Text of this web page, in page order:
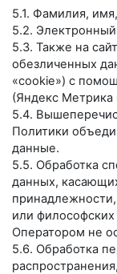
5.1. Фамилия,
5.2.
5.3. Также на
обезличенных
«cookie») с
(Яндекс Метрика
5.4.
Политики
данные.
5.5. Обработка
данных,
принадлежности,
или
Оператором не
5.6. Обработка